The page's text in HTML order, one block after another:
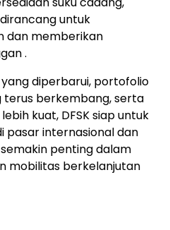
untuk
dan memberikan
.
diperbarui, portofolio
terus berkembang, serta
kuat, DFSK siap untuk
pasar internasional dan
penting dalam
mobilitas berkelanjutan